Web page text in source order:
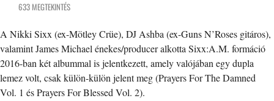
633 MEGTEKINTÉS
A Nikki Sixx (ex-Mötley Crüe), DJ Ashba (ex-Guns N’Roses gitáros),
valamint James Michael énekes/producer alkotta Sixx:A.M. formáció
2016-ban két albummal is jelentkezett, amely valójában egy dupla
lemez volt, csak külön-külön jelent meg (Prayers For The Damned
Vol. 1 és Prayers For Blessed Vol. 2).